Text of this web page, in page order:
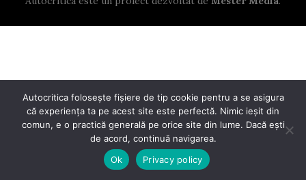
Autocritica folosește fișiere de tip cookie pentru a se asigura
că experiența ta pe acest site este perfectă. Nimic ieșit din
comun, e o practică generală pe orice site din lume. Dacă ești
de acord, continuă navigarea.
Ok
Privacy policy